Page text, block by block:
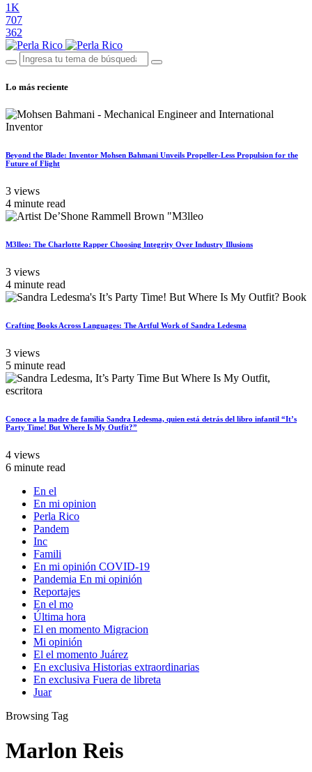
1K
707
362
Lo más reciente
Beyond the Blade: Inventor Mohsen Bahmani Unveils Propeller-Less Propulsion for the
Future of Flight
3 views
4 minute read
M3lleo: The Charlotte Rapper Choosing Integrity Over Industry Illusions
3 views
4 minute read
Crafting Books Across Languages: The Artful Work of Sandra Ledesma
3 views
5 minute read
Conoce a la madre de familia Sandra Ledesma, quien está detrás del libro infantil “It’s
Party Time! But Where Is My Outfit?”
4 views
6 minute read
En el
En mi opinion
Perla Rico
Pandem
Inc
Famili
En mi opinión COVID-19
Pandemia En mi opinión
Reportajes
En el mo
Última hora
El en momento Migracion
Mi opinión
El el momento Juárez
En exclusiva Historias extraordinarias
En exclusiva Fuera de libreta
Juar
Browsing Tag
Marlon Reis